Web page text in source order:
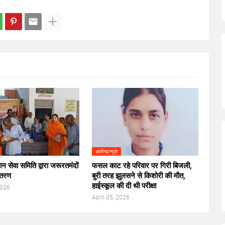
सेवा समिति द्वारा जरूरतमंदों
अलीगढ न्यूज़
फसल काट रहे परिवार पर गिरी बिजली,
बुरी तरह झुलसने से किशोरी की मौत,
हाईस्कूल की दी थी परीक्षा
April 05, 2026